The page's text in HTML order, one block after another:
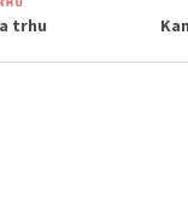
trhu